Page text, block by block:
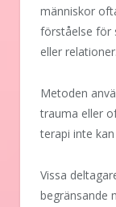
människor
förståelse för
eller relationer.
Metoden
trauma eller
terapi inte kan
Vissa
begränsande